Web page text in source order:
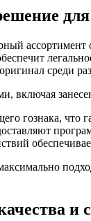
для
ассортимент
среди
включая
гознака, что
и